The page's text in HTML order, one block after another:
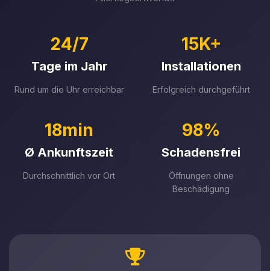
24/7
Tage im Jahr
Rund um die Uhr erreichbar
15K+
Installationen
Erfolgreich durchgeführt
18min
Ø Ankunftszeit
Durchschnittlich vor Ort
98%
Schadensfrei
Öffnungen ohne
Beschädigung